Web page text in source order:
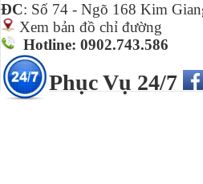
ĐC: Số 74 - Ngõ 168 Kim
Xem bản đồ chỉ đường
Hotline: 0902.743.586
Phục Vụ 24/7